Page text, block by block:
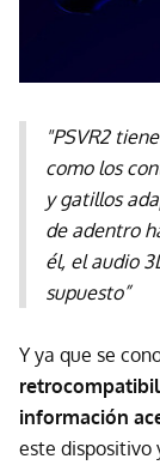
"PSVR2
como los
y gatillos
de adentro
él, el audio
supuesto”
Y ya que se
información
este dispositivo